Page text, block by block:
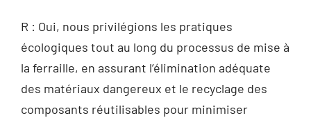
R : Oui, nous privilégions les pratiques
écologiques tout au long du processus de mise à
la ferraille, en assurant l’élimination adéquate
des matériaux dangereux et le recyclage des
composants réutilisables pour minimiser